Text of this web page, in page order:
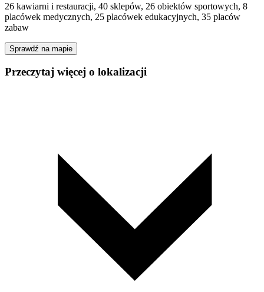
26 kawiarni i restauracji, 40 sklepów, 26 obiektów sportowych, 8
placówek medycznych, 25 placówek edukacyjnych, 35 placów
zabaw
Sprawdź na mapie
Przeczytaj więcej o lokalizacji